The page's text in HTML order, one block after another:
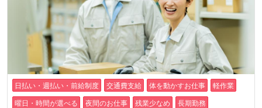
日払い・週払い・前給制度 交通費支給 体を動かすお仕事
軽作業
曜日・時間が選べる
夜間のお仕事 残業少なめ
長期勤務